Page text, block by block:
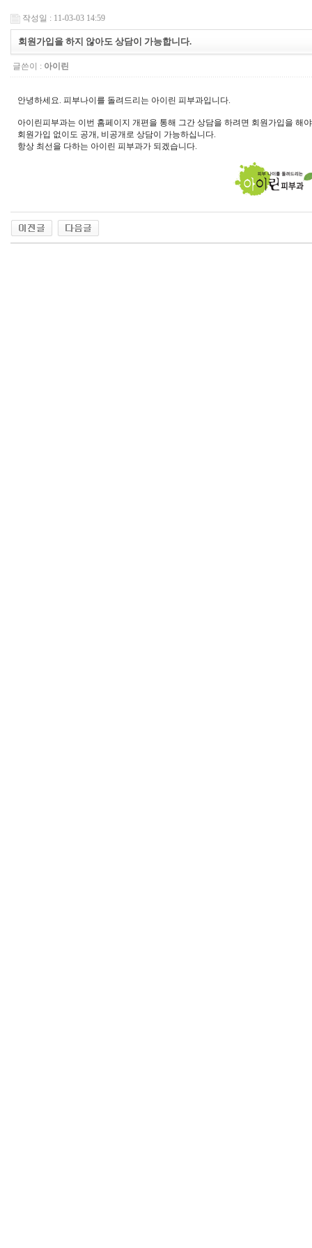
작성일 : 11-03-03 14:59
회원가입을 하지 않아도 상담이 가능합니다.
글쓴이 : 아이린
안녕하세요. 피부나이를 돌려드리는 아이린 피부과입니다.
아이린피부과는 이번 홈페이지 개편을 통해 그간 상담을 하려면 회원가입을 해
회원가입 없이도 공개, 비공개로 상담이 가능하십니다.
항상 최선을 다하는 아이린 피부과가 되겠습니다.